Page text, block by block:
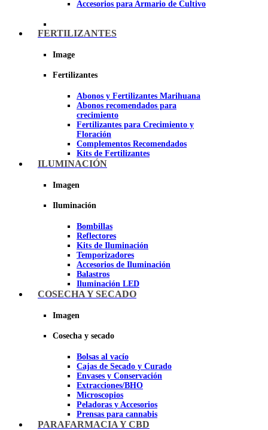
Accesorios para Armario de Cultivo
FERTILIZANTES
Image
Fertilizantes
Abonos y Fertilizantes Marihuana
Abonos recomendados para
crecimiento
Fertilizantes para Crecimiento y
Floración
Complementos Recomendados
Kits de Fertilizantes
ILUMINACIÓN
Imagen
Iluminación
Bombillas
Reflectores
Kits de Iluminación
Temporizadores
Accesorios de Iluminación
Balastros
Iluminación LED
Iluminación LEC
COSECHA Y SECADO
Imagen
Cosecha y secado
Bolsas al vacío
Cajas de Secado y Curado
Envases y Conservación
Extracciones/BHO
Microscopios
Peladoras y Accesorios
Prensas para cannabis
Secadores de cogollos
PARAFARMACIA Y CBD